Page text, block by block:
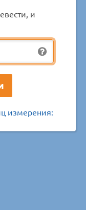
и
измерения: